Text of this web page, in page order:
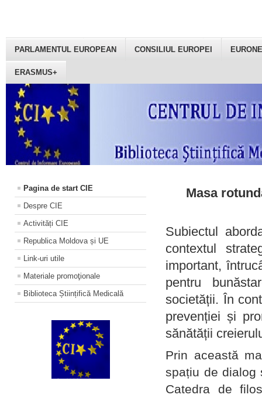
PARLAMENTUL EUROPEAN CONSILIUL EUROPEI
ERASMUS+
Pagina de start CIE
Despre CIE
Activități CIE
Republica Moldova și UE
Link-uri utile
Materiale promoţionale
Biblioteca Științifică Medicală
Masa
Subiectul
contextul
important,
pentru
societății. În
prevenției și
sănătății
Prin această
spațiu de dialog
Catedra de